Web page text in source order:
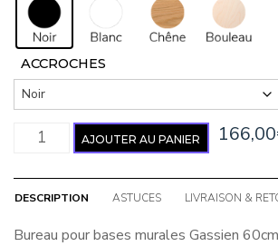
ACCROCHES
AJOUTER AU PANIER 166,00
DESCRIPTION ASTUCES LIVRAISON &
Bureau pour bases murales Gassien